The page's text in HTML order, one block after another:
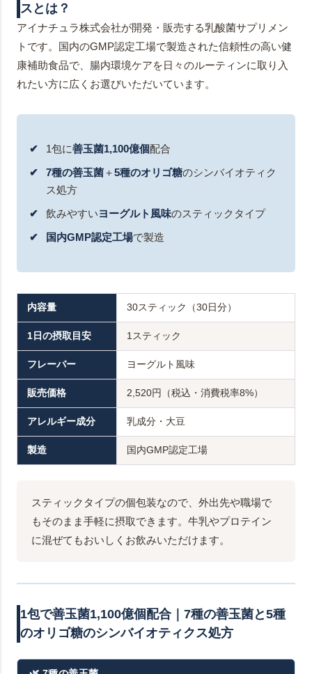
スとは？
アイナチュラ株式会社が開発・販売する乳酸菌サプリメン
トです。国内のGMP認定工場で製造された信頼性の高い健
康補助食品で、腸内環境ケアを日々のルーティンに取り入
れたい方に広くお選びいただいています。
1包に善玉菌1,100億個配合
7種の善玉菌＋5種のオリゴ糖のシンバイオティク
ス処方
飲みやすいヨーグルト風味のスティックタイプ
国内GMP認定工場で製造
内容量 30スティック（30日分）
1日の摂取目安 1スティック
フレーバー ヨーグルト風味
販売価格 2,520円（税込・消費税率8%）
アレルギー成分 乳成分・大豆
製造 国内GMP認定工場
スティックタイプの個包装なので、外出先や職場で
もそのまま手軽に摂取できます。牛乳やプロテイン
に混ぜてもおいしくお飲みいただけます。
1包で善玉菌1,100億個配合｜7種の善玉菌と5種
のオリゴ糖のシンバイオティクス処方